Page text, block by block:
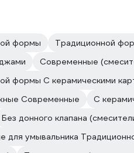
формы Традиционной
Современные
формы С керамическими
Современные С
Без донного клапана
для умывальника